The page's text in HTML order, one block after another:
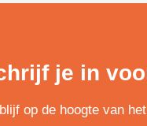
je in
op de hoogte van